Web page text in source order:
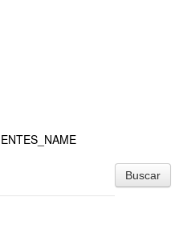
Buscar